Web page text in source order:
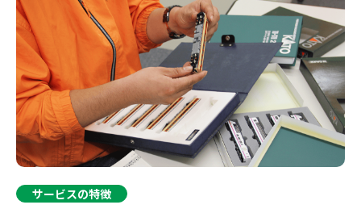
サービスの特徴